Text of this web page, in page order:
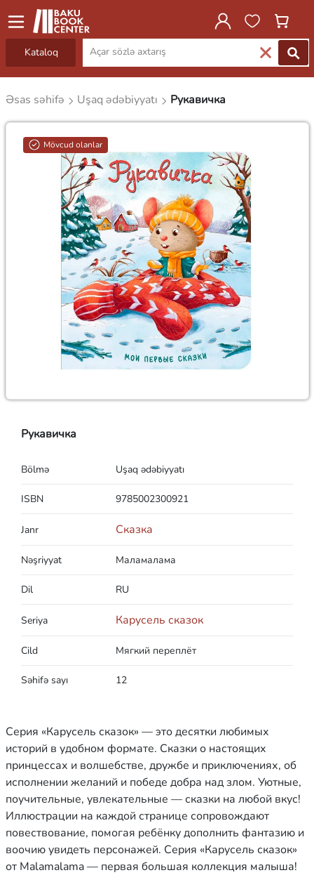
Kataloq
Əsas səhifə Uşaq ədəbiyyatı Рукавичка
Mövcud olanlar
Рукавичка
Bölmə Uşaq ədəbiyyatı
ISBN 9785002300921
Janr Сказка
Nəşriyyat Маламалама
Dil RU
Seriya Карусель сказок
Cild Мягкий переплёт
Səhifə sayı 12
Серия «Карусель сказок» — это десятки любимых
историй в удобном формате. Сказки о настоящих
принцессах и волшебстве, дружбе и приключениях, об
исполнении желаний и победе добра над злом. Уютные,
поучительные, увлекательные — сказки на любой вкус!
Иллюстрации на каждой странице сопровождают
повествование, помогая ребёнку дополнить фантазию и
воочию увидеть персонажей. Серия «Карусель сказок»
от Malamalama — первая большая коллекция малыша!